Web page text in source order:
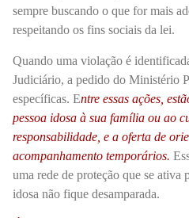
sempre buscando o que for mais
respeitando os fins sociais da lei.
Quando uma violação é
Judiciário, a pedido do Ministério
específicas. Entre essas ações,
pessoa idosa à sua família ou ao
responsabilidade, e a oferta de
acompanhamento temporários.
uma rede de proteção que se ativa
idosa não fique desamparada.